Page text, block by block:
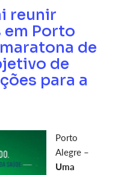
reunir
Porto
de
de
para a
Porto
Alegre –
Uma